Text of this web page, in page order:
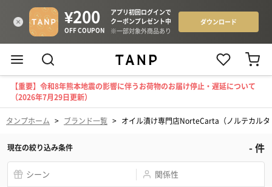
【重要】令和8年熊本地震の影響に伴うお荷物のお届け停止・遅延について
（2026年7月29日更新）
タンプホーム > ブランド一覧 > オイル漬け専門店NorteCarta（ノルテカルタ
現在の絞り込み条件 -件
シーン 関係性